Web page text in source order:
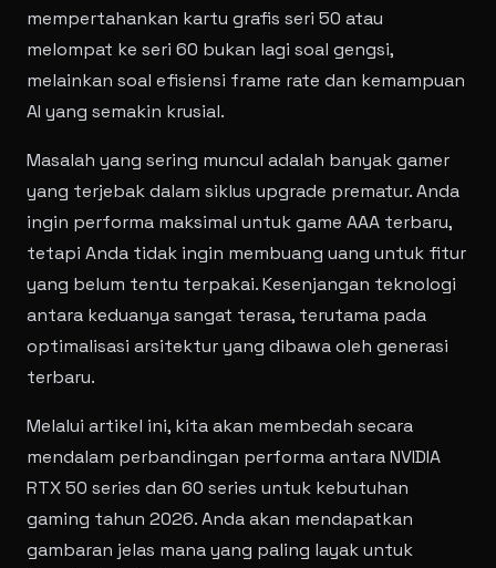
mempertahankan kartu grafis seri 50 atau
melompat ke seri 60 bukan lagi soal gengsi,
melainkan soal efisiensi frame rate dan kemampuan
AI yang semakin krusial.
Masalah yang sering muncul adalah banyak gamer
yang terjebak dalam siklus upgrade prematur. Anda
ingin performa maksimal untuk game AAA terbaru,
tetapi Anda tidak ingin membuang uang untuk fitur
yang belum tentu terpakai. Kesenjangan teknologi
antara keduanya sangat terasa, terutama pada
optimalisasi arsitektur yang dibawa oleh generasi
terbaru.
Melalui artikel ini, kita akan membedah secara
mendalam perbandingan performa antara NVIDIA
RTX 50 series dan 60 series untuk kebutuhan
gaming tahun 2026. Anda akan mendapatkan
gambaran jelas mana yang paling layak untuk